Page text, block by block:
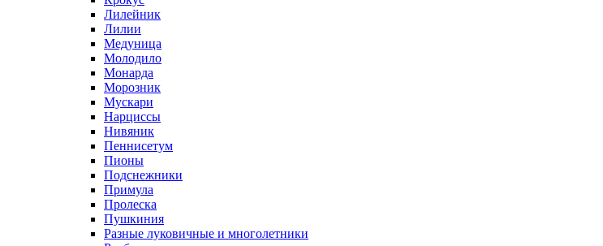
Лилейник
Лилии
Медуница
Молодило
Монарда
Морозник
Мускари
Нарциссы
Нивяник
Пеннисетум
Пионы
Подснежники
Примула
Пролеска
Пушкиния
Разные луковичные и многолетники